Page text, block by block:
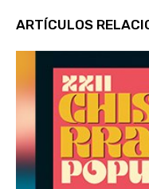
ARTÍCULOS